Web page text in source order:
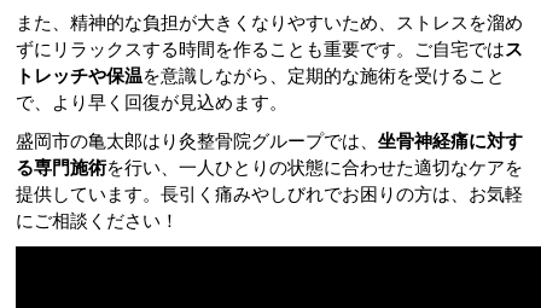
また、精神的な負担が大きくなりやすいため、ストレスを溜め
ずにリラックスする時間を作ることも重要です。ご自宅ではス
トレッチや保温を意識しながら、定期的な施術を受けること
で、より早く回復が見込めます。
盛岡市の亀太郎はり灸整骨院グループでは、坐骨神経痛に対す
る専門施術を行い、一人ひとりの状態に合わせた適切なケアを
提供しています。長引く痛みやしびれでお困りの方は、お気軽
にご相談ください！